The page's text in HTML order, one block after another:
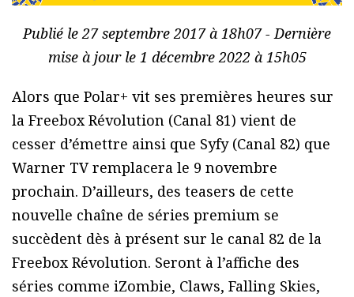
Publié le 27 septembre 2017 à 18h07 - Dernière
mise à jour le 1 décembre 2022 à 15h05
Alors que Polar+ vit ses premières heures sur
la Freebox Révolution (Canal 81) vient de
cesser d’émettre ainsi que Syfy (Canal 82) que
Warner TV remplacera le 9 novembre
prochain. D’ailleurs, des teasers de cette
nouvelle chaîne de séries premium se
succèdent dès à présent sur le canal 82 de la
Freebox Révolution. Seront à l’affiche des
séries comme iZombie, Claws, Falling Skies,